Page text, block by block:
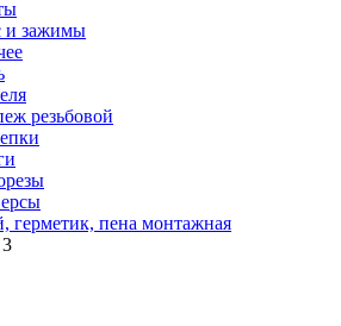
и зажимы
резьбовой
герметик, пена монтажная